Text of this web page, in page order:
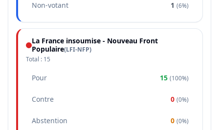
Non-votant 1 (6%)
La France insoumise - Nouveau Front
Populaire(LFI-NFP)
Total : 15
Pour 15 (100%)
Contre 0 (0%)
Abstention 0 (0%)